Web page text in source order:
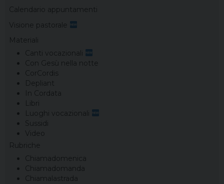
Calendario appuntamenti
Visione pastorale
Materiali
Canti vocazionali
Con Gesù nella notte
CorCordis
Depliant
In Cordata
Libri
Luoghi vocazionali
Sussidi
Video
Rubriche
Chiamadomenica
Chiamadomanda
Chiamalastrada